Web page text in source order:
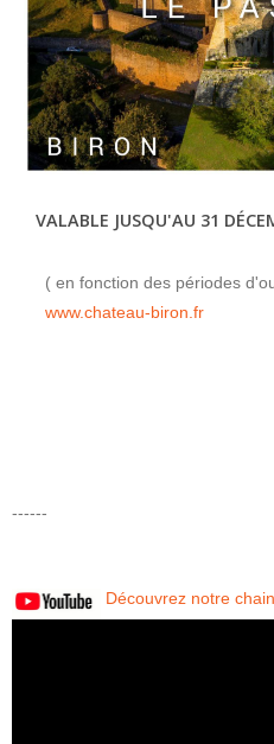
VALABLE JUSQU'AU 31
( en fonction des périodes
www.chateau-biron.fr
------
Découvrez notre